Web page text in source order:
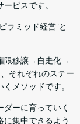
ビスです。
ラミッド経営”と
限移譲→自走化→
それぞれのステー
メソッドです。
ーに育っていく
に集中できるよう